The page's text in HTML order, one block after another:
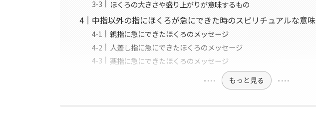
ほくろの大きさや盛り上がりが意味するもの
中指以外の指にほくろが急にできた時のスピリチュアルな意味
親指に急にできたほくろのメッセージ
人差し指に急にできたほくろのメッセージ
薬指に急にできたほくろのメッセージ
もっと見る